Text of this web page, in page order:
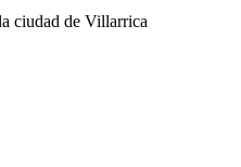
ciudad de Villarrica